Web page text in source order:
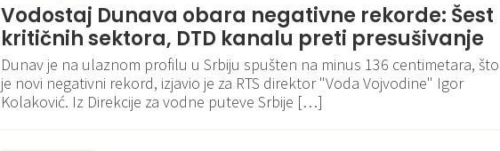
Vodostaj Dunava obara negativne rekorde: Šest
kritičnih sektora, DTD kanalu preti presušivanje
Dunav je na ulaznom profilu u Srbiju spušten na minus 136 centimetara, što
je novi negativni rekord, izjavio je za RTS direktor "Voda Vojvodine" Igor
Kolaković. Iz Direkcije za vodne puteve Srbije […]